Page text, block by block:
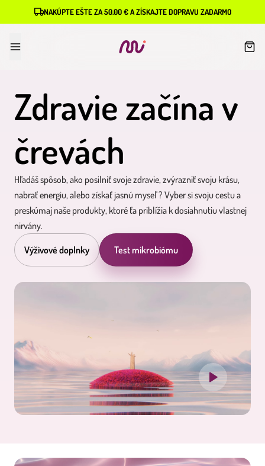
NAKÚPTE EŠTE ZA 50.00 € A ZÍSKAJTE DOPRAVU ZADARMO
Zdravie začína v
črevách
Hľadáš spôsob, ako posilniť svoje zdravie, zvýrazniť svoju krásu,
nabrať energiu, alebo získať jasnú myseľ ? Vyber si svoju cestu a
preskúmaj naše produkty, ktoré ťa priblížia k dosiahnutiu vlastnej
nirvány.
Výživové doplnky Test mikrobiómu